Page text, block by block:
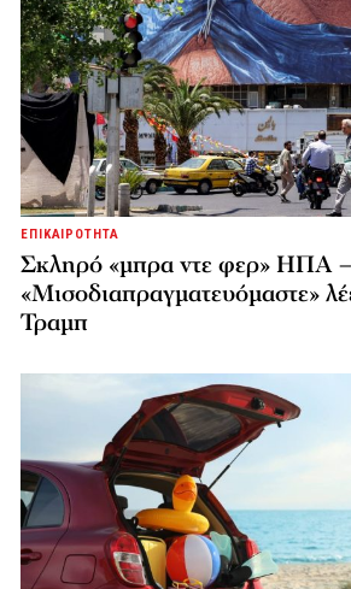
ΕΠΙΚΑΙΡΟΤΗΤΑ
Σκληρό «μπρα ντε φερ» ΗΠΑ
«Μισοδιαπραγματευόμαστε»
Τραμπ